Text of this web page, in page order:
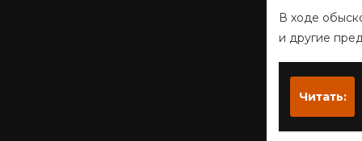
В ходе
и другие
Читать: